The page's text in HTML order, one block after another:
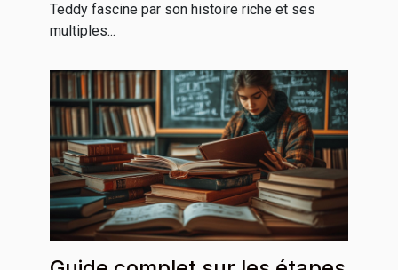
Teddy fascine par son histoire riche et ses
multiples...